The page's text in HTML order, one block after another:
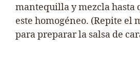
mantequilla y mezcla hasta
este homogéneo. (Repite el
para preparar la salsa de